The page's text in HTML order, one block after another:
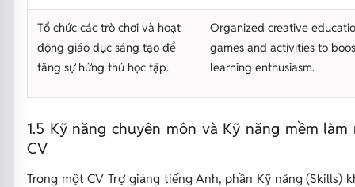
Tổ chức các trò chơi và hoạt
động giáo dục sáng tạo để
tăng sự hứng thú học tập.
Organized creative
games and activities to
learning enthusiasm.
1.5 Kỹ năng chuyên môn và Kỹ năng mềm làm
CV
Trong một CV Trợ giảng tiếng Anh, phần Kỹ năng (Skills)